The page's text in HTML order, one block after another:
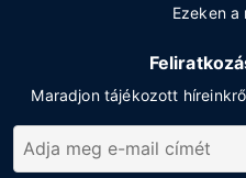
Ezeken a
Maradjon tájékozott